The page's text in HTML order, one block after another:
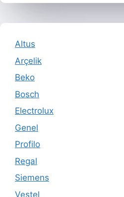
Altus
Arçelik
Beko
Bosch
Electrolux
Genel
Profilo
Regal
Siemens
Vestel